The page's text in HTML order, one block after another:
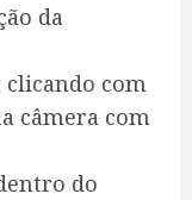
da
clicando com
câmera com
do